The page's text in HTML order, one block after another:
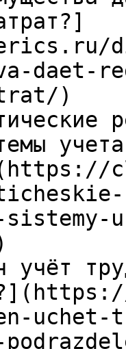
daet-
)